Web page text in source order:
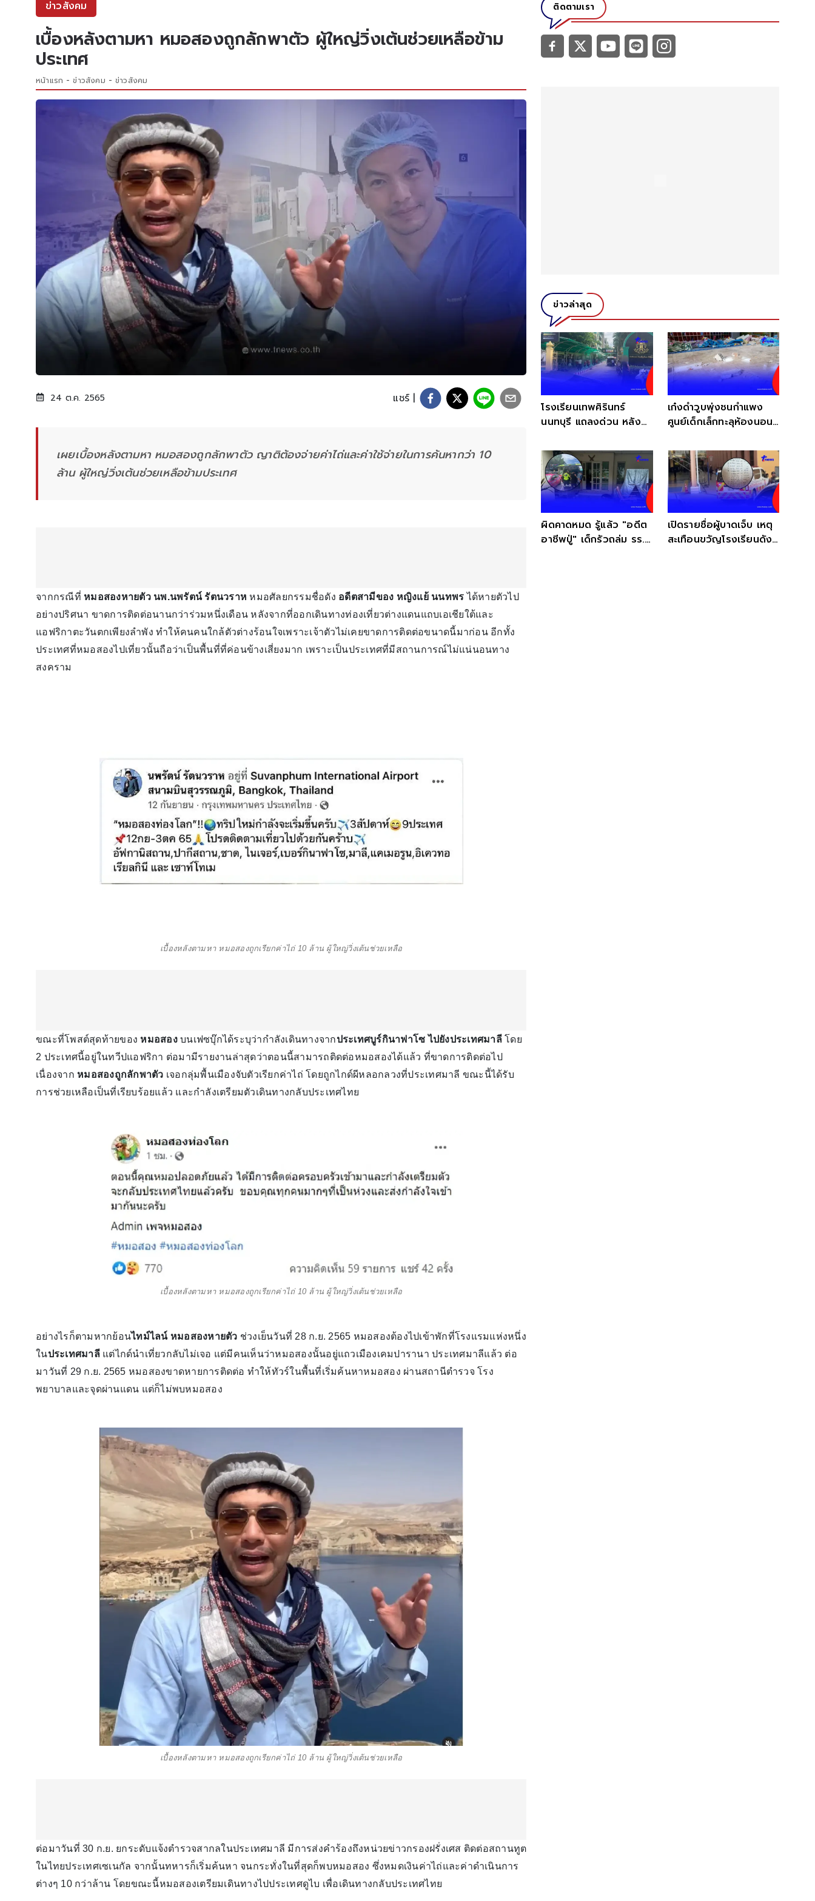
ข่าวสังคม
เบื้องหลังตามหา หมอสองถูกลักพาตัว ผู้ใหญ่วิ่งเต้นช่วยเหลือข้าม
ประเทศ
หน้าแรก ข่าวสังคม ข่าวสังคม
24 ต.ค. 2565 แชร์ |
เผยเบื้องหลังตามหา หมอสองถูกลักพาตัว ญาติต้องจ่ายค่าไถ่และค่าใช้จ่ายในการค้นหากว่า 10
ล้าน ผู้ใหญ่วิ่งเต้นช่วยเหลือข้ามประเทศ
จากกรณีที่ หมอสองหายตัว นพ.นพรัตน์ รัตนวราห หมอศัลยกรรมชื่อดัง อดีตสามีของ หญิงแย้ นนทพร ได้หายตัวไป
อย่างปริศนา ขาดการติดต่อนานกว่าร่วมหนึ่งเดือน หลังจากที่ออกเดินทางท่องเที่ยวต่างแดนแถบเอเชียใต้และ
แอฟริกาตะวันตกเพียงลำพัง ทำให้คนคนใกล้ตัวต่างร้อนใจเพราะเจ้าตัวไม่เคยขาดการติดต่อขนาดนี้มาก่อน อีกทั้ง
ประเทศที่หมอสองไปเที่ยวนั้นถือว่าเป็นพื้นที่ที่ค่อนข้างเสี่ยงมาก เพราะเป็นประเทศที่มีสถานการณ์ไม่แน่นอนทาง
สงคราม
เบื้องหลังตามหา หมอสองถูกเรียกค่าไถ่ 10 ล้าน ผู้ใหญ่วิ่งเต้นช่วยเหลือ
ขณะที่โพสต์สุดท้ายของ หมอสองบนเฟซบุ๊กได้ระบุว่ากำลังเดินทางจากประเทศบูร์กินาฟาโซ ไปยังประเทศมาลีโดย
2 ประเทศนี้อยู่ในทวีปแอฟริกา ต่อมามีรายงานล่าสุดว่าตอนนี้สามารถติดต่อหมอสองได้แล้ว ที่ขาดการติดต่อไป
เนื่องจาก หมอสองถูกลักพาตัว เจอกลุ่มพื้นเมืองจับตัวเรียกค่าไถ่ โดยถูกไกด์ผีหลอกลวงที่ประเทศมาลี ขณะนี้ได้รับ
การช่วยเหลือเป็นที่เรียบร้อยแล้ว และกำลังเตรียมตัวเดินทางกลับประเทศไทย
เบื้องหลังตามหา หมอสองถูกเรียกค่าไถ่ 10 ล้าน ผู้ใหญ่วิ่งเต้นช่วยเหลือ
อย่างไรก็ตามหากย้อนไทม์ไลน์ หมอสองหายตัว ช่วงเย็นวันที่ 28 ก.ย. 2565 หมอสองต้องไปเข้าพักที่โรงแรมแห่งหนึ่ง
ในประเทศมาลี แต่ไกด์นำเที่ยวกลับไม่เจอ แต่มีคนเห็นว่าหมอสองนั้นอยู่แถวเมืองเคมปารานา ประเทศมาลีแล้ว ต่อ
มาวันที่ 29 ก.ย. 2565 หมอสองขาดหายการติดต่อ ทำให้ทัวร์ในพื้นที่เริ่มค้นหาหมอสอง ผ่านสถานีตำรวจ โรง
พยาบาลและจุดผ่านแดน แต่ก็ไม่พบหมอสอง
เบื้องหลังตามหา หมอสองถูกเรียกค่าไถ่ 10 ล้าน ผู้ใหญ่วิ่งเต้นช่วยเหลือ
ต่อมาวันที่ 30 ก.ย. ยกระดับแจ้งตำรวจสากลในประเทศมาลี มีการส่งคำร้องถึงหน่วยข่าวกรองฝรั่งเศส ติดต่อสถานทูต
ในไทยประเทศเซเนกัล จากนั้นทหารก็เริ่มค้นหา จนกระทั่งในที่สุดก็พบหมอสอง ซึ่งหมดเงินค่าไถ่และค่าดำเนินการ
ต่างๆ 10 กว่าล้าน โดยขณะนี้หมอสองเตรียมเดินทางไปประเทศดูไบ เพื่อเดินทางกลับประเทศไทย
ติดตามเรา
ข่าวล่าสุด
โรงเรียนเทพศิรินทร์
นนทบุรี แถลงด่วน หลัง
เก๋งดำวูบพุ่งชนกำแพง
ศูนย์เด็กเล็กทะลุห้องนอน
ผิดคาดหมด รู้แล้ว "อดีต
อาชีพปู่" เด็กรัวถล่ม รร.
เปิดรายชื่อผู้บาดเจ็บ เหตุ
สะเทือนขวัญโรงเรียนดัง